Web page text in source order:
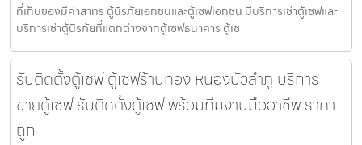
ที่เก็บของมีค่าสาทร ตู้นิรภัยเอกชนและตู้เซฟเอกชน มีบริการเช่าตู้เซฟและ
บริการเช่าตู้นิรภัยที่แตกต่างจากตู้เซฟธนาคาร ตู้เซ
รับติดตั้งตู้เซฟ ตู้เซฟร้านทอง หนองบัวลำภู บริการ
ขายตู้เซฟ รับติดตั้งตู้เซฟ พร้อมทีมงานมืออาชีพ ราคา
ถูก